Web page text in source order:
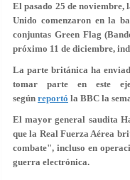
El pasado 25 de noviembre,
Unido comenzaron en la
conjuntas Green Flag
próximo 11 de diciembre,
La parte británica ha
tomar parte en este
según reportó la BBC la
El mayor general saudita
que la Real Fuerza Aérea
combate", incluso en
guerra electrónica.